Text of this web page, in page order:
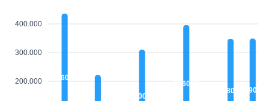
400.000
300.000
200.000 436000
310000
396000
348000 349000